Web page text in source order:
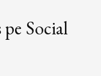
Social